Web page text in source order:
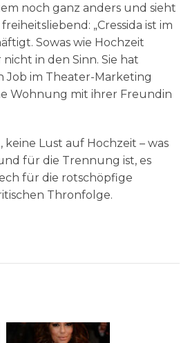
noch ganz anders und sieht
„Cressida ist im
Sowas wie Hochzeit
in den Sinn. Sie hat
Job im Theater-Marketing
Wohnung mit ihrer Freundin
Lust auf Hochzeit – was
für die Trennung ist, es
für die rotschöpfige
Thronfolge.